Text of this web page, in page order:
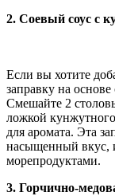
2. Соевый соус с
Если вы хотите
заправку на
Смешайте 2
ложкой
для аромата. Эта
насыщенный вкус,
морепродуктами.
3. Горчично-